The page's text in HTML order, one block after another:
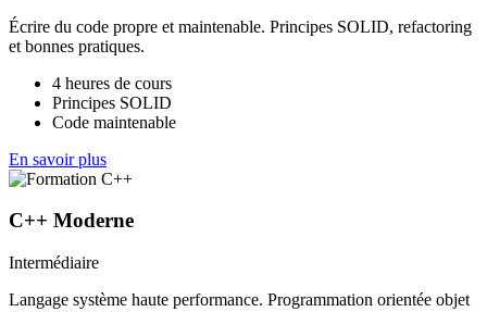
Écrire du code propre et maintenable. Principes SOLID, refactoring
et bonnes pratiques.
4 heures de cours
Principes SOLID
Code maintenable
En savoir plus
C++ Moderne
Intermédiaire
Langage système haute performance. Programmation orientée objet